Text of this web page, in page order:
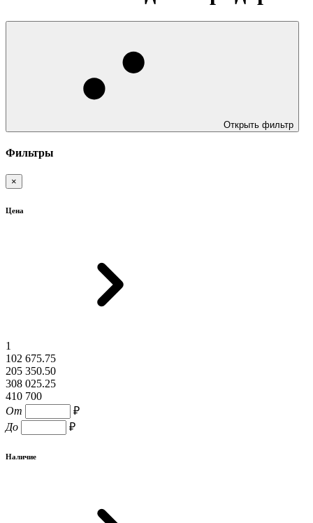
Открыть фильтр
Фильтры
×
Цена
1
102 675.75
205 350.50
308 025.25
410 700
От
₽
До
₽
Наличие